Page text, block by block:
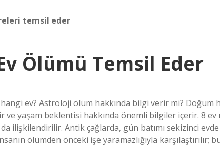
temsil eder
Ölümü Temsil Eder
ev? Astroloji ölüm hakkında bilgi verir mi? Doğum
ve yaşam beklentisi hakkında önemli bilgiler içerir. 8 ev
ilişkilendirilir. Antik çağlarda, gün batımı sekizinci
ölümden önceki işe yaramazlığıyla karşılaştırılır;